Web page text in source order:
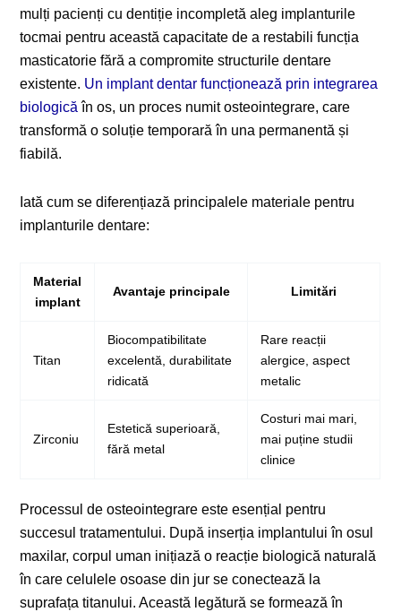
mulți pacienți cu dentiție incompletă aleg implanturile
tocmai pentru această capacitate de a restabili funcția
masticatorie fără a compromite structurile dentare
existente. Un implant dentar funcționează prin integrarea
biologicăîn os, un proces numit osteointegrare, care
transformă o soluție temporară în una permanentă și
fiabilă.
Iată cum se diferențiază principalele materiale pentru
implanturile dentare:
Material
implant
Avantaje principale Limitări
Titan
Biocompatibilitate
excelentă, durabilitate
ridicată
Rare reacții
alergice, aspect
metalic
Zirconiu
Estetică superioară,
fără metal
Costuri mai mari,
mai puține studii
clinice
Processul de osteointegrare este esențial pentru
succesul tratamentului. După inserția implantului în osul
maxilar, corpul uman inițiază o reacție biologică naturală
în care celulele osoase din jur se conectează la
suprafața titanului. Această legătură se formează în